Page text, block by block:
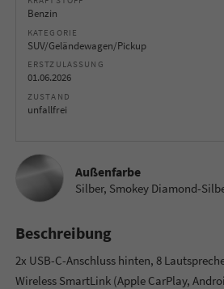
Benzin
KATEGORIE
SUV/Geländewagen/Pickup
ERSTZULASSUNG
01.06.2026
ZUSTAND
unfallfrei
Außenfarbe
Silber, Smokey Diamond-
Beschreibung
2x USB-C-Anschluss hinten, 8
Wireless SmartLink (Apple CarPlay,